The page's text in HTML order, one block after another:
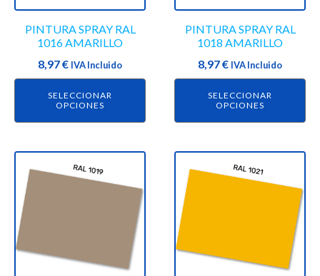
PINTURA SPRAY RAL
1016 AMARILLO
8,97€ IVA Incluido
SELECCIONAR
OPCIONES
se
pueden
elegir
la
de
PINTURA SPRAY RAL
1018 AMARILLO
8,97€ IVA Incluido
SELECCIONAR
OPCIONES
se
pueden
elegir
la
de
producto
tiene
múltiples
variantes.
Las
producto
tiene
múltiples
variantes.
Las